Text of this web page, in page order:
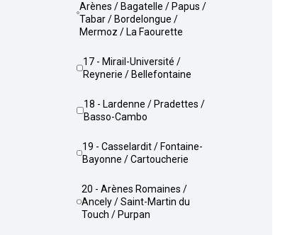
Arènes / Bagatelle / Papus /
Tabar / Bordelongue /
Mermoz / La Faourette
17 - Mirail-Université /
Reynerie / Bellefontaine
18 - Lardenne / Pradettes /
Basso-Cambo
19 - Casselardit / Fontaine-
Bayonne / Cartoucherie
20 - Arènes Romaines /
Ancely / Saint-Martin du
Touch / Purpan